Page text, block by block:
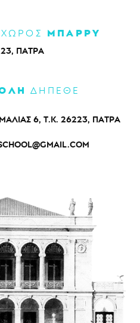
ΧΩΡΟΣ ΜΠΑΡΡΥ
ΠΑΤΡΑ
ΔΗΠΕΘΕ
6, Τ.Κ. 26223, ΠΑΤΡΑ